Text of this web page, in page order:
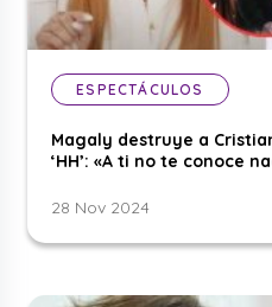
ESPECTÁCULOS
Magaly destruye a
‘HH’: «A ti no te conoce
28 Nov 2024